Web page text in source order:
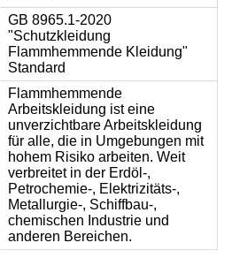
GB 8965.1-2020
"Schutzkleidung
Flammhemmende Kleidung"
Standard
Flammhemmende
Arbeitskleidung ist eine
unverzichtbare Arbeitskleidung
für alle, die in Umgebungen mit
hohem Risiko arbeiten. Weit
verbreitet in der Erdöl-,
Petrochemie-, Elektrizitäts-,
Metallurgie-, Schiffbau-,
chemischen Industrie und
anderen Bereichen.